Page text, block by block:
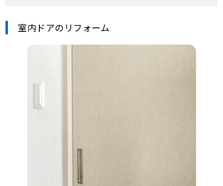
室内ドアのリフォーム